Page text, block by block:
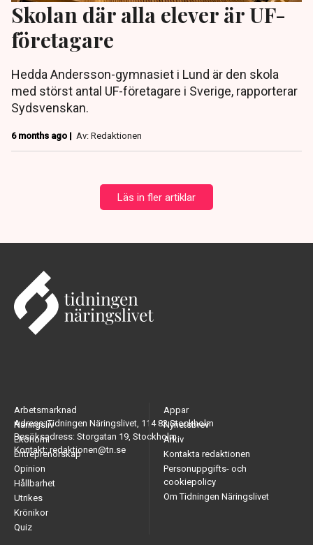
Skolan där alla elever är UF-
företagare
Hedda Andersson-gymnasiet i Lund är den skola
med störst antal UF-företagare i Sverige, rapporterar
Sydsvenskan.
6 months ago | Av: Redaktionen
Läs in fler artiklar
Adress: Tidningen Näringslivet, 114 82 Stockholm
Besöksadress: Storgatan 19, Stockholm
Kontakt: redaktionen@tn.se
Arbetsmarknad
Näringsliv
Ekonomi
Entreprenörskap
Opinion
Hållbarhet
Utrikes
Krönikor
Quiz
Appar
Nyhetsbrev
Arkiv
Kontakta redaktionen
Personuppgifts- och
cookiepolicy
Om Tidningen Näringslivet